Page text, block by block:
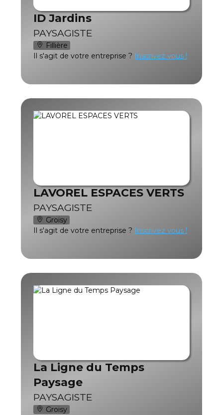
ID Jardins
PAYSAGISTE
Fillière
Il s'agit de votre entreprise ? Inscrivez vous !
LAVOREL ESPACES VERTS
PAYSAGISTE
Groisy
Il s'agit de votre entreprise ? Inscrivez vous !
La Ligne du Temps
Paysage
PAYSAGISTE
Groisy